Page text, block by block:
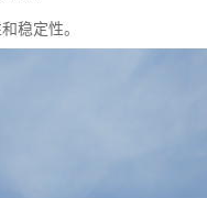
稳定性。